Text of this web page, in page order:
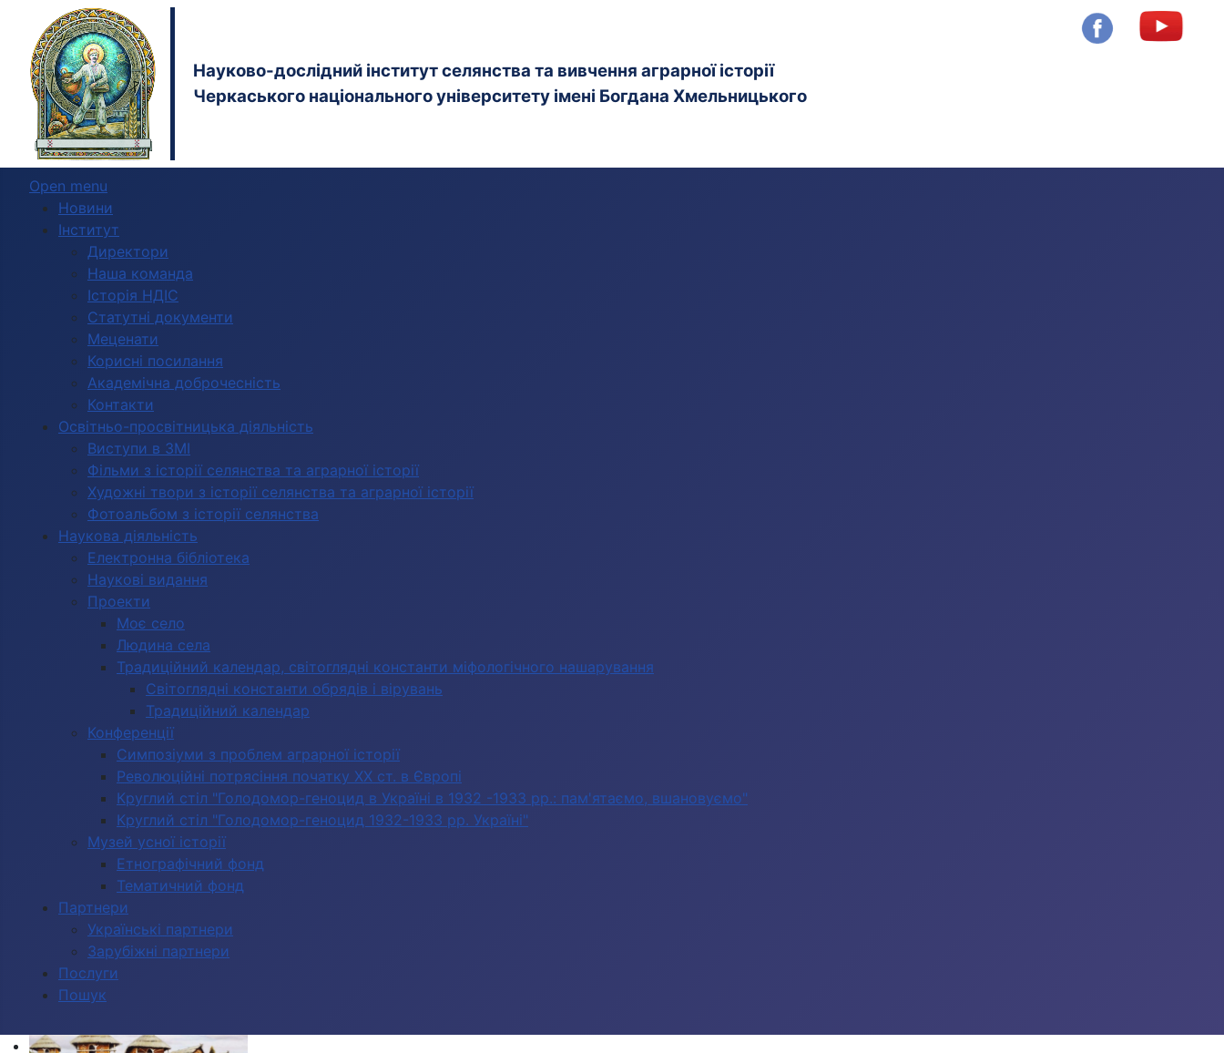
Науково-дослідний інститут селянства та вивчення аграрної історії
Черкаського національного університету імені Богдана Хмельницького
Open menu
Новини
Інститут
Директори
Наша команда
Історія НДІС
Статутні документи
Меценати
Корисні посилання
Академічна доброчесність
Контакти
Освітньо-просвітницька діяльність
Виступи в ЗМІ
Фільми з історії селянства та аграрної історії
Художні твори з історії селянства та аграрної історії
Фотоальбом з історії селянства
Наукова діяльність
Електронна бібліотека
Наукові видання
Проекти
Моє село
Людина села
Традиційний календар, світоглядні константи міфологічного нашарування
Світоглядні константи обрядів і вірувань
Традиційний календар
Конференції
Симпозіуми з проблем аграрної історії
Революційні потрясіння початку ХХ ст. в Європі
Круглий стіл "Голодомор-геноцид в Україні в 1932 -1933 рр.: пам'ятаємо, вшановуємо"
Круглий стіл "Голодомор-геноцид 1932-1933 рр. Україні"
Музей усної історії
Етнографічний фонд
Тематичний фонд
Партнери
Українські партнери
Зарубіжні партнери
Послуги
Пошук